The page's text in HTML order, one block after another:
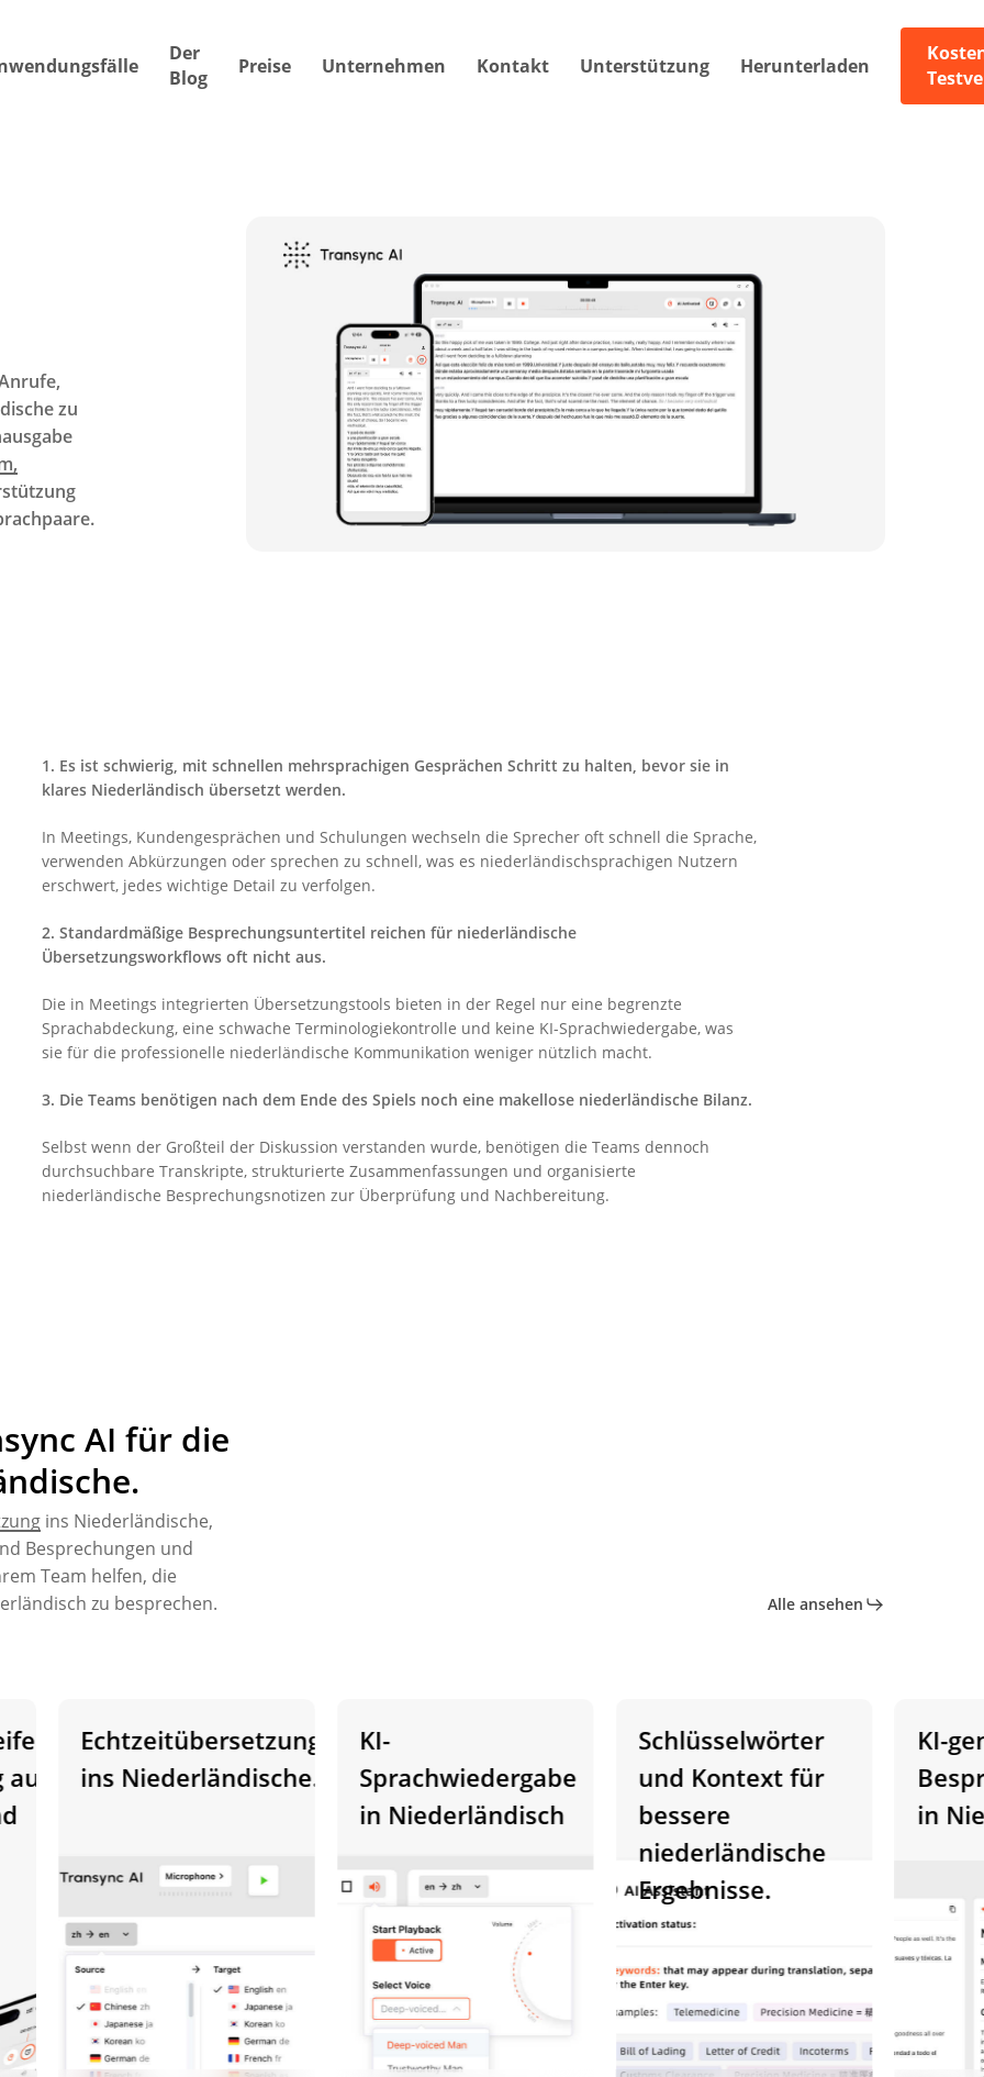
Der
Blog
Preise Unternehmen Kontakt Unterstützung Herunterladen
zu
1. Es ist schwierig, mit schnellen mehrsprachigen Gesprächen Schritt zu halten, bevor sie in
klares Niederländisch übersetzt werden.
In Meetings, Kundengesprächen und Schulungen wechseln die Sprecher oft schnell die Sprache,
verwenden Abkürzungen oder sprechen zu schnell, was es niederländischsprachigen Nutzern
erschwert, jedes wichtige Detail zu verfolgen.
2. Standardmäßige Besprechungsuntertitel reichen für niederländische
Übersetzungsworkflows oft nicht aus.
Die in Meetings integrierten Übersetzungstools bieten in der Regel nur eine begrenzte
Sprachabdeckung, eine schwache Terminologiekontrolle und keine KI-Sprachwiedergabe, was
sie für die professionelle niederländische Kommunikation weniger nützlich macht.
3. Die Teams benötigen nach dem Ende des Spiels noch eine makellose niederländische Bilanz.
Selbst wenn der Großteil der Diskussion verstanden wurde, benötigen die Teams dennoch
durchsuchbare Transkripte, strukturierte Zusammenfassungen und organisierte
niederländische Besprechungsnotizen zur Überprüfung und Nachbereitung.
AI für die
ins Niederländische,
Besprechungen und
Team helfen, die
zu besprechen.
Alle ansehen
Echtzeitübersetzung
ins Niederländische.
Sprachwiedergabe
in Niederländisch
Schlüsselwörter
und Kontext für
bessere
niederländische
Ergebnisse.
KI-
in